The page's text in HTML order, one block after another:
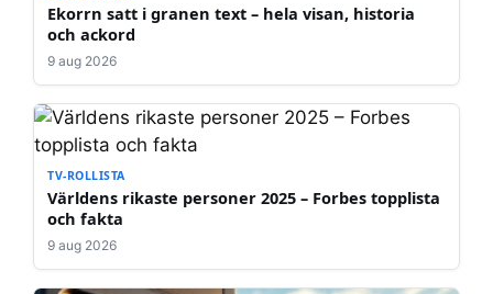
Ekorrn satt i granen text – hela visan, historia
och ackord
9 aug 2026
TV-ROLLISTA
Världens rikaste personer 2025 – Forbes topplista
och fakta
9 aug 2026